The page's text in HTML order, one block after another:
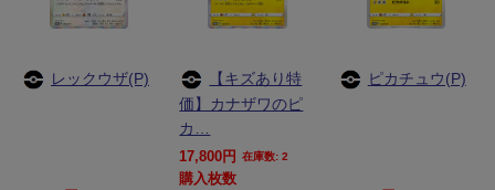
レックウザ(P)
【キズあり特
価】カナザワのピ
カ…
17,800円 在庫数: 2
購入枚数
ピカチュウ(P)